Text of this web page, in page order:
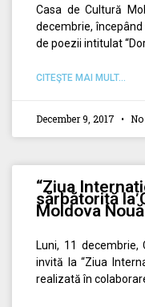
Casa de Cultură
decembrie,
de poezii intitulat
CITEŞTE MAI MULT...
December 9, 2017
“Ziua
sărbătorită la
Moldova Nouă
Luni, 11 decembrie,
invită la “Ziua
realizată în